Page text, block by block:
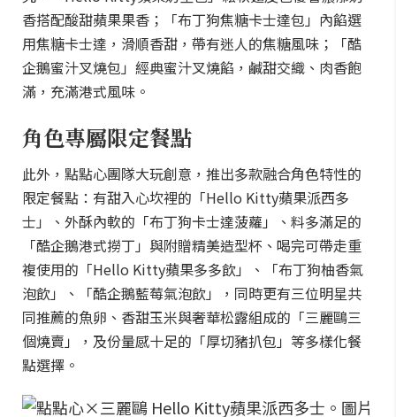
香搭配酸甜蘋果果香；「布丁狗焦糖卡士達包」內餡選
用焦糖卡士達，滑順香甜，帶有迷人的焦糖風味；「酷
企鵝蜜汁叉燒包」經典蜜汁叉燒餡，鹹甜交織、肉香飽
滿，充滿港式風味。
角色專屬限定餐點
此外，點點心團隊大玩創意，推出多款融合角色特性的
限定餐點：有甜入心坎裡的「Hello Kitty蘋果派西多
士」、外酥內軟的「布丁狗卡士達菠蘿」、料多滿足的
「酷企鵝港式撈丁」與附贈精美造型杯、喝完可帶走重
複使用的「Hello Kitty蘋果多多飲」、「布丁狗柚香氣
泡飲」、「酷企鵝藍莓氣泡飲」，同時更有三位明星共
同推薦的魚卵、香甜玉米與奢華松露組成的「三麗鷗三
個燒賣」，及份量感十足的「厚切豬扒包」等多樣化餐
點選擇。